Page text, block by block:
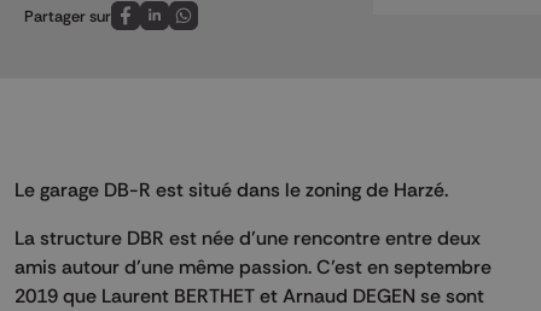
Partager sur
Partagez sur FaceBook
Partagez sur LinkedIn
Partagez sur Whatsapp
Le garage DB-R est situé dans le zoning de Harzé.
La structure DBR est née d’une rencontre entre deux
amis autour d’une même passion. C’est en septembre
2019 que Laurent BERTHET et Arnaud DEGEN se sont